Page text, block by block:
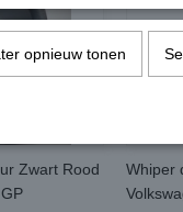
Zwart Rood
Whiper
opnieuw tonen